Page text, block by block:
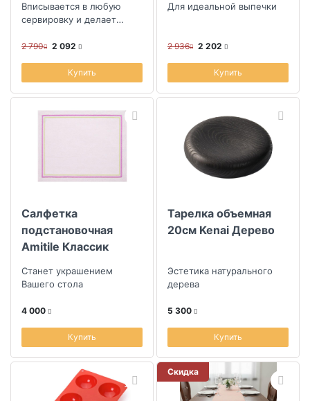
Вписывается в любую
сервировку и делает
уютным
2 790 2 092
Купить
Для идеальной выпечки
2 936 2 202
Купить
Салфетка
подстановочная
Amitile Классик
лиловый, вышивка
Станет украшением
Вашего стола
4 000
Купить
Тарелка объемная
20см Kenai Дерево
Эстетика натурального
дерева
5 300
Купить
Скидка